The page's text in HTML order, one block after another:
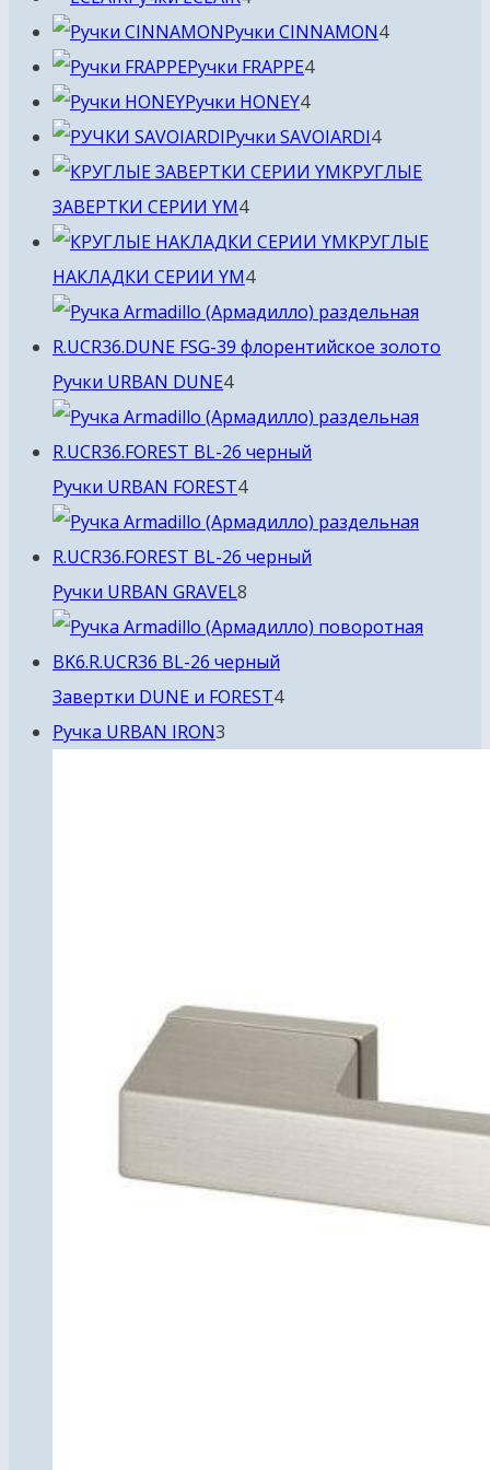
товара
Ручки CINNAMON44
Ручки FRAPPE44
Ручки HONEY44
товара
Ручки SAVOIARDI44
товара
КРУГЛЫЕ
ЗАВЕРТКИ СЕРИИ YM44
товара
КРУГЛЫЕ
НАКЛАДКИ СЕРИИ YM44
товара
Ручки URBAN DUNE44
товара
Ручки URBAN FOREST44
товара
Ручки URBAN GRAVEL8
товаров
Завертки DUNE и FOREST44
Ручка URBAN IRON3